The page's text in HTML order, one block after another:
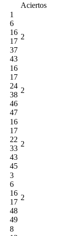
Aciertos
1
6
16
17
37
43
2
16
17
24
38
46
47
2
16
17
22
33
43
45
2
3
6
16
17
48
49
2
8